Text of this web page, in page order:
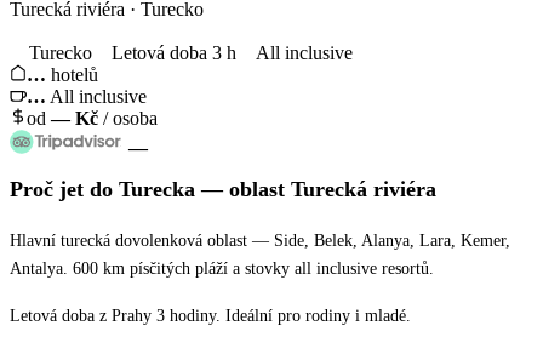
Turecká riviéra · Turecko
Turecko Letová doba 3 h
All inclusive
… hotelů
… All inclusive
od—Kč / osoba
—
Proč jet do Turecka — oblast Turecká riviéra
Hlavní turecká dovolenková oblast — Side, Belek, Alanya, Lara, Kemer,
Antalya. 600 km písčitých pláží a stovky all inclusive resortů.
Letová doba z Prahy 3 hodiny. Ideální pro rodiny i mladé.